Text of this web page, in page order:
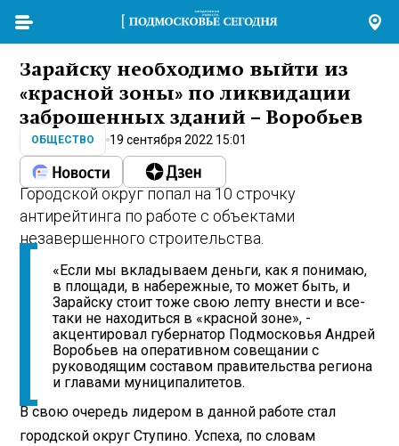
Зарайску необходимо выйти из
«красной зоны» по ликвидации
заброшенных зданий – Воробьев
ОБЩЕСТВО 19 сентября 2022 15:01
Городской округ попал на 10 строчку
антирейтинга по работе с объектами
незавершенного строительства.
«Если мы вкладываем деньги, как я понимаю,
в площади, в набережные, то может быть, и
Зарайску стоит тоже свою лепту внести и все-
таки не находиться в «красной зоне», -
акцентировал губернатор Подмосковья Андрей
Воробьев на оперативном совещании с
руководящим составом правительства региона
и главами муниципалитетов.
В свою очередь лидером в данной работе стал
городской округ Ступино. Успеха, по словам